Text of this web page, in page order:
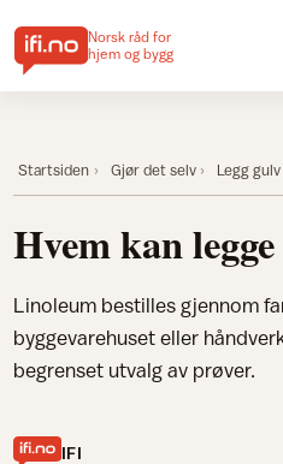
Norsk råd for
hjem og bygg
Startsiden Gjør det selv Legg
Hvem kan
Linoleum bestilles gjennom
byggevarehuset eller
begrenset utvalg av prøver.
IFI